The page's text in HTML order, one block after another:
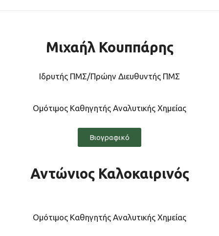
Μιχαήλ Κουππάρης
Ιδρυτής ΠΜΣ/Πρώην Διευθυντής ΠΜΣ
Ομότιμος Καθηγητής Αναλυτικής Χημείας
Βιογραφικό
Αντώνιος Καλοκαιρινός
Ομότιμος Καθηγητής Αναλυτικής Χημείας